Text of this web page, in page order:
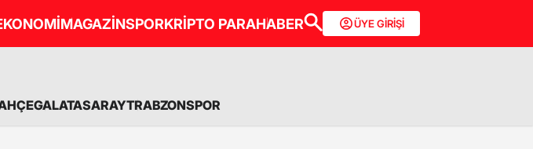
MAGAZİNSPORKRİPTO PARAHABER ÜYE GİRİŞİ
GALATASARAYTRABZONSPOR